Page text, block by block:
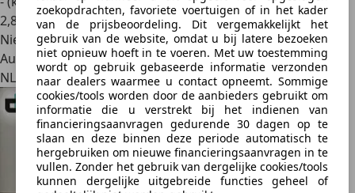
zoekopdrachten, favoriete voertuigen of in het kader
van de prijsbeoordeling. Dit vergemakkelijkt het
gebruik van de website, omdat u bij latere bezoeken
niet opnieuw hoeft in te voeren. Met uw toestemming
wordt op gebruik gebaseerde informatie verzonden
naar dealers waarmee u contact opneemt. Sommige
cookies/tools worden door de aanbieders gebruikt om
informatie die u verstrekt bij het indienen van
financieringsaanvragen gedurende 30 dagen op te
slaan en deze binnen deze periode automatisch te
hergebruiken om nieuwe financieringsaanvragen in te
vullen. Zonder het gebruik van dergelijke cookies/tools
kunnen dergelijke uitgebreide functies geheel of
2,8
Nieuw
Autobedrijf
NL 7442 DP